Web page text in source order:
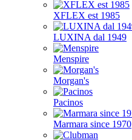
XFLEX est 1985
LUXINA dal 1949
Menspire
Morgan's
Pacinos
Marmara since 1970